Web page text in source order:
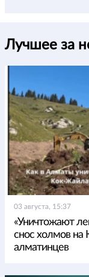
Лучшее за
03 августа, 15:37
«Уничтожают
снос холмов на
алматинцев